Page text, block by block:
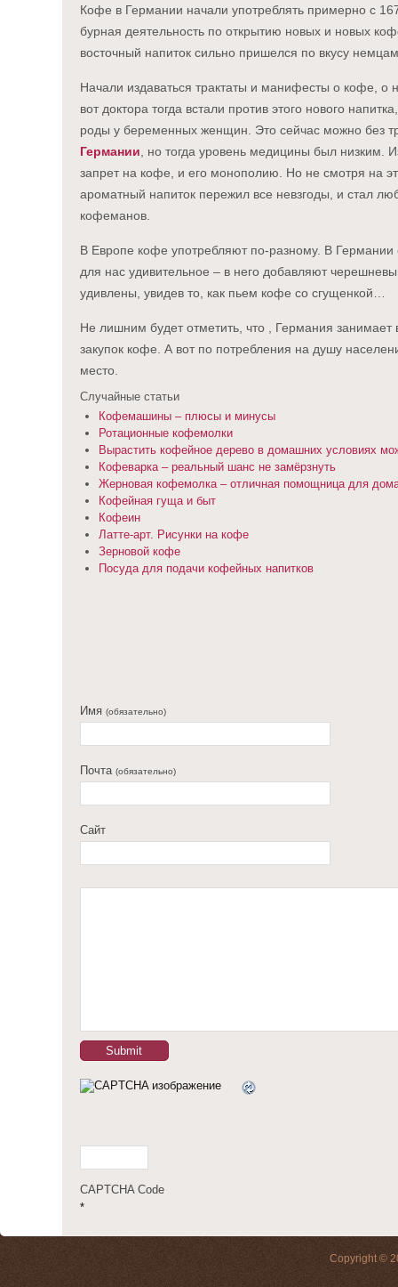
Кофе в Германии начали употреблять примерно с
бурная деятельность по открытию новых и новых
восточный напиток сильно пришелся по вкусу
Начали издаваться трактаты и манифесты о кофе, о
вот доктора тогда встали против этого нового
роды у беременных женщин. Это сейчас можно без
Германии , но тогда уровень медицины был низким.
запрет на кофе, и его монополию. Но не смотря на
ароматный напиток пережил все невзгоды, и стал
кофеманов.
В Европе кофе употребляют по-разному. В
для нас удивительное – в него добавляют
удивлены, увидев то, как пьем кофе со сгущенкой…
Не лишним будет отметить, что , Германия
закупок кофе. А вот по потребления на душу
место.
Случайные статьи
Кофемашины – плюсы и минусы
Ротационные кофемолки
Вырастить кофейное дерево в домашних условиях
Кофеварка – реальный шанс не замёрзнуть
Жерновая кофемолка – отличная помощница для
Кофейная гуща и быт
Кофеин
Латте-арт. Рисунки на кофе
Зерновой кофе
Посуда для подачи кофейных напитков
Имя (обязательно)
Почта (обязательно)
Сайт
CAPTCHA Code
*
Copyright ©